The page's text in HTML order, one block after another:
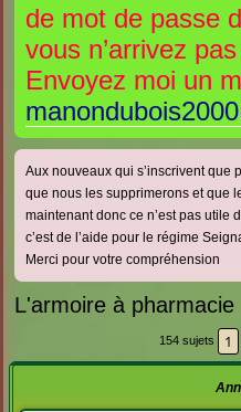
de mot de passe
vous n’arrivez
Envoyez moi un
Aux nouveaux qui s’inscrivent que
que nous les supprimerons et que
maintenant donc ce n’est pas utile
c’est de l’aide pour le régime
Merci pour votre compréhension
L'armoire à pharmacie
154 sujets 1